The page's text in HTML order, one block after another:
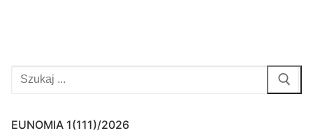
Szukaj:
EUNOMIA 1(111)/2026